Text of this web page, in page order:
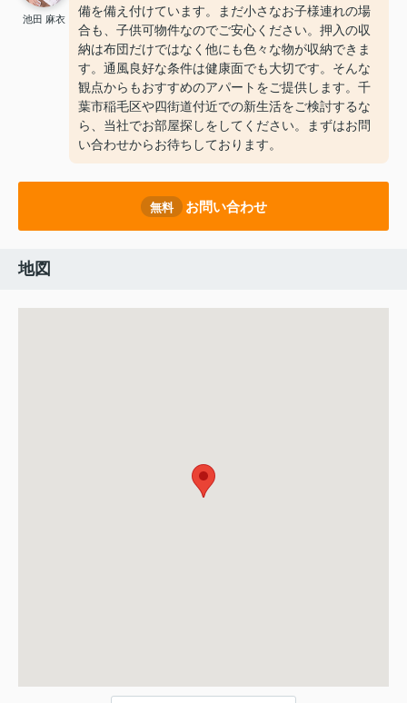
池田 麻衣
備を備え付けています。まだ小さなお子様連れの場
合も、子供可物件なのでご安心ください。押入の収
納は布団だけではなく他にも色々な物が収納できま
す。通風良好な条件は健康面でも大切です。そんな
観点からもおすすめのアパートをご提供します。千
葉市稲毛区や四街道付近での新生活をご検討するな
ら、当社でお部屋探しをしてください。まずはお問
い合わせからお待ちしております。
無料 お問い合わせ
地図